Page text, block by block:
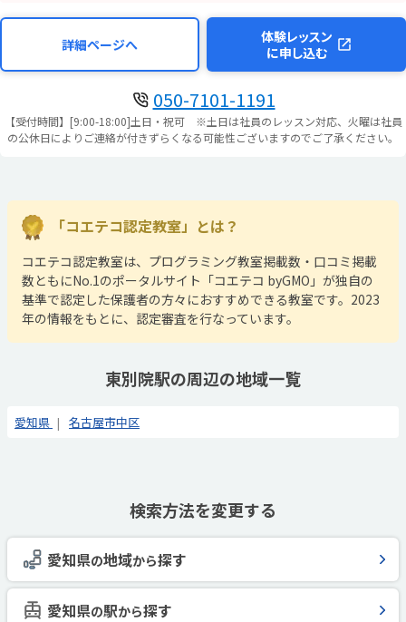
詳細ページへ
体験レッスン
に申し込む
050-7101-1191
【受付時間】[9:00-18:00]土日・祝可 ※土日は社員のレッスン対応、火曜は社員
の公休日によりご連絡が付きずらくなる可能性ございますのでご了承ください。
「コエテコ認定教室」とは？
コエテコ認定教室は、プログラミング教室掲載数・口コミ掲載
数ともにNo.1のポータルサイト「コエテコ byGMO」が独自の
基準で認定した保護者の方々におすすめできる教室です。2023
年の情報をもとに、認定審査を行なっています。
東別院駅の周辺の地域一覧
愛知県 名古屋市中区
検索方法を変更する
愛知県の地域から探す
愛知県の駅から探す